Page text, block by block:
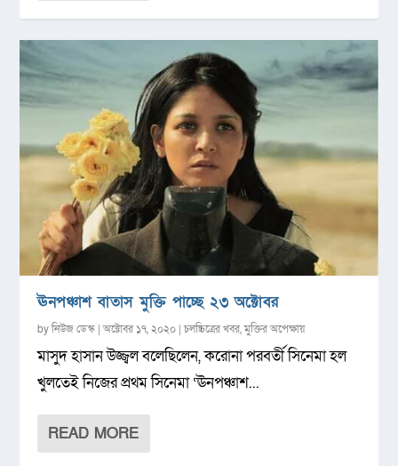
ঊনপঞ্চাশ বাতাস মুক্তি পাচ্ছে ২৩ অক্টোবর
byনিউজ ডেস্ক |অক্টোবর ১৭, ২০২০ |চলচ্চিত্রের খবর,মুক্তির অপেক্ষায়
মাসুদ হাসান উজ্জ্বল বলেছিলেন, করোনা পরবর্তী সিনেমা হল
খুলতেই নিজের প্রথম সিনেমা ‘ঊনপঞ্চাশ...
READ MORE